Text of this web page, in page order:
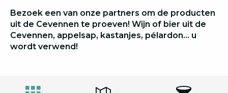
Bezoek een van onze partners om de producten
uit de Cevennen te proeven! Wijn of bier uit de
Cevennen, appelsap, kastanjes, pélardon… u
wordt verwend!